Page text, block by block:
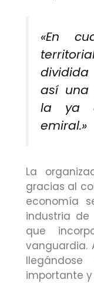
«En
así una
la ya
emiral.»
La
gracias al
economía
industria
que
vanguardia.
importante